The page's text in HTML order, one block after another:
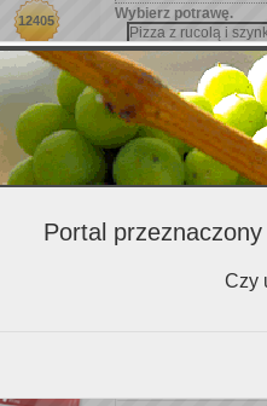
12405
Wybierz potrawę.
Dodaj kryterium
Zalecenia
Portal
Czy